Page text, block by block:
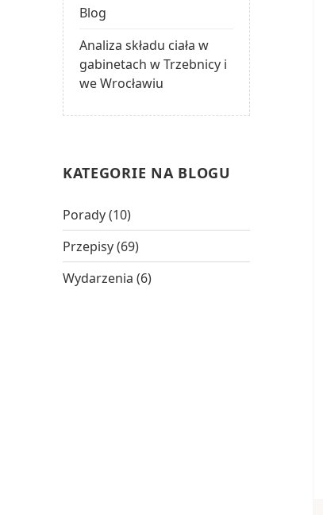
Blog
Analiza składu ciała w
gabinetach w Trzebnicy i
we Wrocławiu
KATEGORIE NA BLOGU
Porady(10)
Przepisy(69)
Wydarzenia (6)